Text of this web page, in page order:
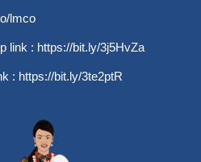
lmco
link : https://bit.ly/3j5HvZa
: https://bit.ly/3te2ptR